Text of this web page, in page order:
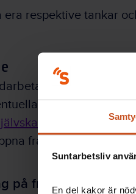
Suntarbetsliv
En del kakor är
era respektive tankar
berätta om
av krav och
frågor.
på frågor till